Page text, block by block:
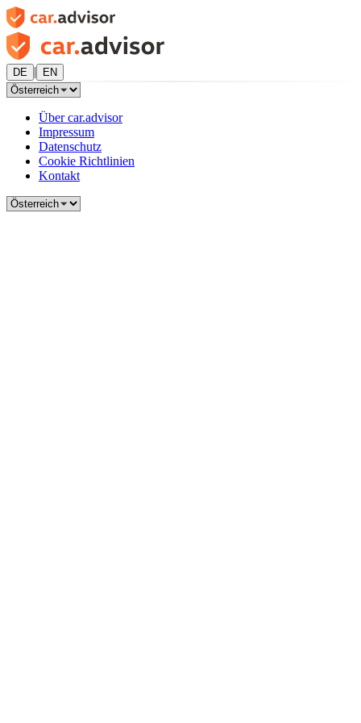
DE | EN
Über car.advisor
Impressum
Datenschutz
Cookie Richtlinien
Kontakt